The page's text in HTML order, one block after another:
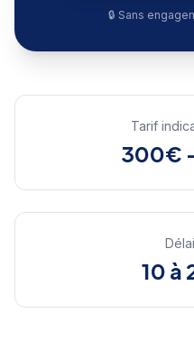
🔒 Sans
Tarif
300€
10 à